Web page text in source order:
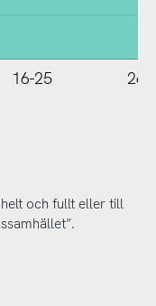
16-25 26-
och fullt eller till